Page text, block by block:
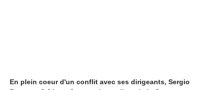
En plein coeur d'un conflit avec ses dirigeants, Sergio